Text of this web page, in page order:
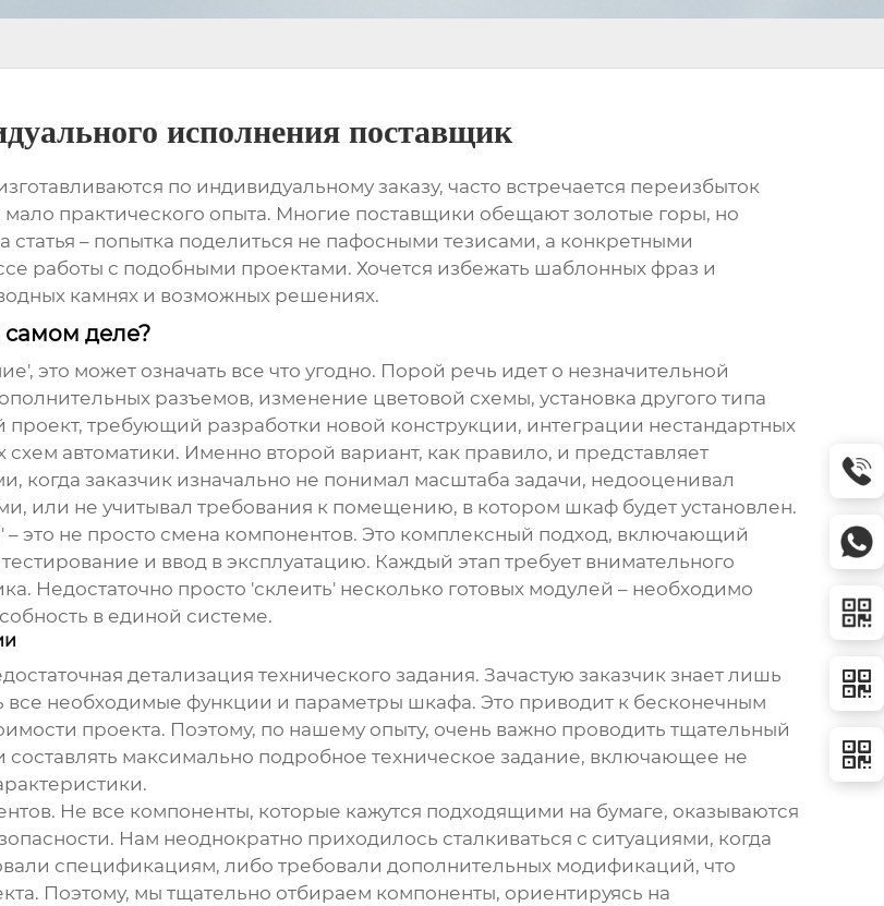
исполнения поставщик
по индивидуальному заказу, часто встречается переизбыток
практического опыта. Многие поставщики обещают золотые горы, но
статья – попытка поделиться не пафосными тезисами, а конкретными
работы с подобными проектами. Хочется избежать шаблонных фраз и
камнях и возможных решениях.
деле?
это может означать все что угодно. Порой речь идет о незначительной
разъемов, изменение цветовой схемы, установка другого типа
требующий разработки новой конструкции, интеграции нестандартных
автоматики. Именно второй вариант, как правило, и представляет
когда заказчик изначально не понимал масштаба задачи, недооценивал
или не учитывал требования к помещению, в котором шкаф будет установлен.
это не просто смена компонентов. Это комплексный подход, включающий
и ввод в эксплуатацию. Каждый этап требует внимательного
Недостаточно просто 'склеить' несколько готовых модулей – необходимо
в единой системе.
детализация технического задания. Зачастую заказчик знает лишь
необходимые функции и параметры шкафа. Это приводит к бесконечным
проекта. Поэтому, по нашему опыту, очень важно проводить тщательный
составлять максимально подробное техническое задание, включающее не
Не все компоненты, которые кажутся подходящими на бумаге, оказываются
Нам неоднократно приходилось сталкиваться с ситуациями, когда
спецификациям, либо требовали дополнительных модификаций, что
Поэтому, мы тщательно отбираем компоненты, ориентируясь на